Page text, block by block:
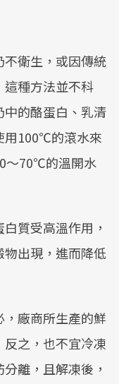
衛生，或因傳統
種方法並不科
的酪蛋白、乳清
用100℃的滾水來
～70℃的溫開水
質受高溫作用，
出現，進而降低
廠商所生產的鮮
之，也不宜冷凍
離，且解凍後，